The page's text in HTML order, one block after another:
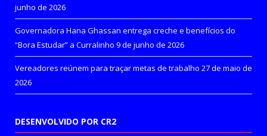
junho de 2026
Governadora Hana Ghassan entrega creche e benefícios do
“Bora Estudar” a Curralinho 9 de junho de 2026
Vereadores reúnem para traçar metas de trabalho 27 de maio de
2026
DESENVOLVIDO POR CR2